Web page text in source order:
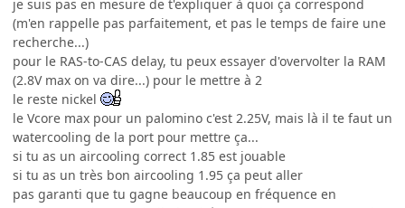
je suis pas en mesure de t'expliquer à quoi ça correspond
(m'en rappelle pas parfaitement, et pas le temps de faire une
recherche...)
pour le RAS-to-CAS delay, tu peux essayer d'overvolter la RAM
(2.8V max on va dire...) pour le mettre à 2
le reste nickel
le Vcore max pour un palomino c'est 2.25V, mais là il te faut un
watercooling de la port pour mettre ça...
si tu as un aircooling correct 1.85 est jouable
si tu as un très bon aircooling 1.95 ça peut aller
pas garanti que tu gagne beaucoup en fréquence en